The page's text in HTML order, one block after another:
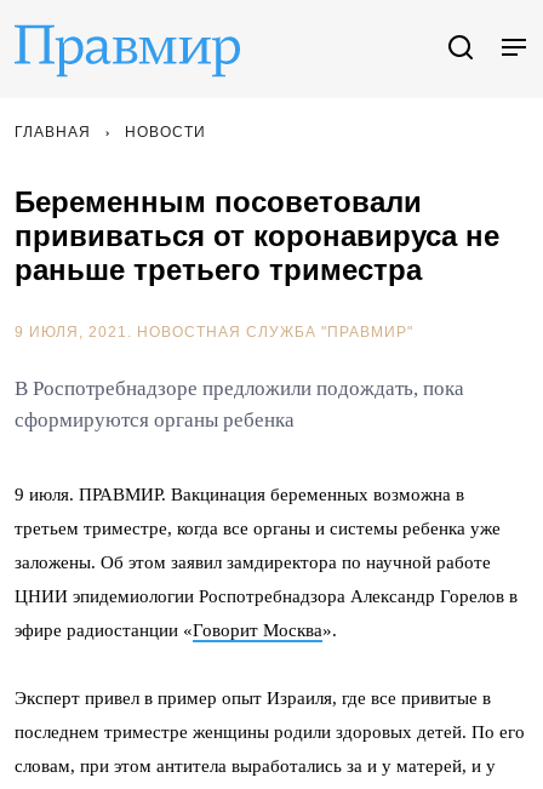
ГЛАВНАЯ НОВОСТИ
Беременным посоветовали
прививаться от коронавируса не
раньше третьего триместра
9 ИЮЛЯ, 2021. НОВОСТНАЯ СЛУЖБА "ПРАВМИР"
В Роспотребнадзоре предложили подождать, пока
сформируются органы ребенка
9 июля. ПРАВМИР. Вакцинация беременных возможна в
третьем триместре, когда все органы и системы ребенка уже
заложены. Об этом заявил замдиректора по научной работе
ЦНИИ эпидемиологии Роспотребнадзора Александр Горелов в
эфире радиостанции «Говорит Москва».
Эксперт привел в пример опыт Израиля, где все привитые в
последнем триместре женщины родили здоровых детей. По его
словам, при этом антитела выработались за и у матерей, и у